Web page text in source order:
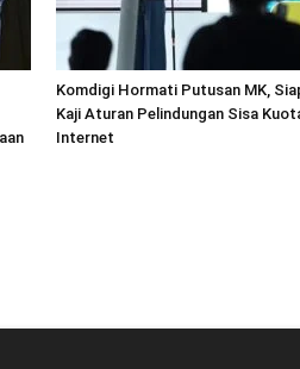
Komdigi Hormati Putusan MK,
Kaji Aturan Pelindungan Sisa
Internet